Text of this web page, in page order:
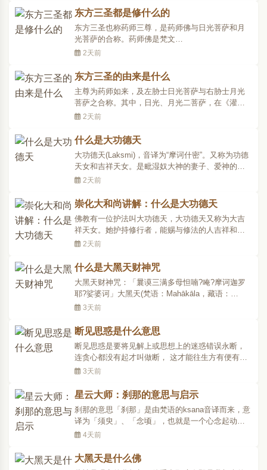
权,以后就可以成为国王。所以我们佛教里这个灌顶
也是一个真实意义的法,灌顶更多的是表示上师开显
了我们报..
东方三圣都是修什么的
东方三圣也称药师三尊，是药师佛与日光菩萨和月
光菩萨的合称。药师佛是梵文
Baisajyagurvai·duryaprabhasa的意译略称。全称为
消灾延寿药师佛。为东方琉璃世界的教主。药师本
用以比喻能治众生贪、瞋、痴的医师。在中国佛教
一般用以祈求消灾延寿。药师琉璃..
2天前
东方三圣的由来是什么
主尊为药师如来，及左胁士日光菩萨与右胁士月光
菩萨之合称。其中，日光、月光二菩萨，在《灌顶
经》(卷十二)中之译名为日耀、月净二菩萨。“药师如
璃光王)，通称为药师琉璃光如来，简称为药师佛。
能除生死之病，故名药师;能照三有之暗，故云琉璃..
2天前
什么是大功德天
大功德天(Laksmi)，音译为“摩诃什密”。又称为功德
天女和吉祥天女。是毗湿奴大神的妻子、爱神的母
亲。典型造像是举左手捻如意珠，右手施无畏印。
象鼻绞动一玛蹈瓶，瓶中倾出宝物。常有一老年胡
人装束的咒师紧跟在旁，手把长柄香炉，为其念
咒，令宝瓶出宝..
2天前
崇化大和尚讲解：什么是大功德天
佛教有一位护法叫大功德天，大功德天又称为大吉
祥天女。她护持修行者，能赐与修法的人吉祥和财
富，她是十地菩萨中初地的证量。为了普度众生，
候，一定要念大吉祥天女神咒，晚课时念护法的时
候也要念。因为念这个咒可以使修行者克服种种困
难，早日修成正果..
2天前
什么是大黑天财神咒
大黑天财神咒：「曩谟三满多母怛喃?唵?摩诃迦罗
耶?娑婆诃」大黑天(梵语：Mahākāla，藏语：
Gonpo)又意译为大黑、大时、大黑神或大黑天神
拉等名称。该神本是婆罗门教湿婆(梵语：Shiva，梵
语又名： Maheshvara，即大自在天)的变身，后为
佛教吸收而成为佛教..
3天前
断见思惑是什么意思
断见思惑是要将见解上或思想上的迷惑错误永断，
连贪心都没有起才叫做断， 这才能往生方有便有余
土。见思惑是指佛学术语，三惑之一。见惑与思惑
思。见思惑包括五个见惑，五个思惑。五见惑是身
见、边见、见取见、戒禁取见、邪见;五思惑是贪嗔
痴慢疑。思惑是思..
3天前
星云大师：刹那的意思与启示
刹那的意思「刹那」是由梵语的ksana音译而来，意
译为「须臾」、「念顷」，也就是一个心念起动之
间的意思。在佛教裡，刹那是最短暂的时间单位，
谓「少壮一弹指，六十三刹那」，可见刹那的短
暂。在《仁王护国经?观空品》说：一念中有九十刹
4天前
大黑天是什么佛